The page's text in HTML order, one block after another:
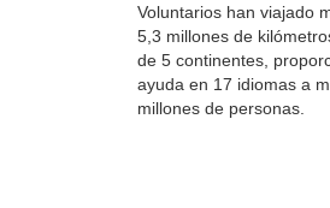
Voluntarios han viajado
5,3 millones de
de 5 continentes,
ayuda en 17 idiomas a
millones de personas.